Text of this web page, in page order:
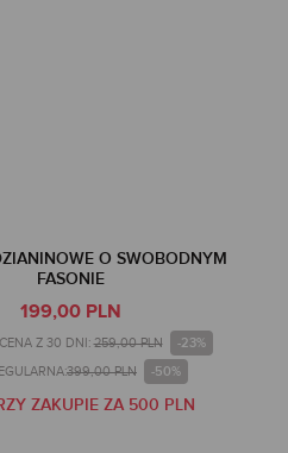
O SWOBODNYM
FASONIE
199,00 PLN
Z 30 DNI: 259,00 PLN -23%
399,00 PLN -50%
ZAKUPIE ZA 500 PLN